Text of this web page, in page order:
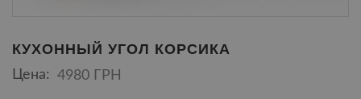
КУХОННЫЙ УГОЛ КОРСИКА
Цена: 4980 ГРН